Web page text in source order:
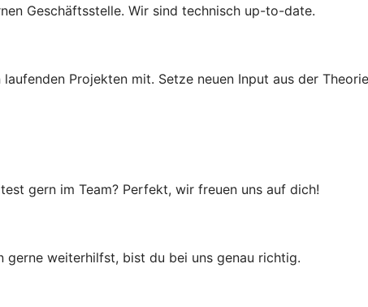
Geschäftsstelle. Wir sind technisch up-to-date.
Projekten mit. Setze neuen Input aus der
gern im Team? Perfekt, wir freuen uns auf dich!
gerne weiterhilfst, bist du bei uns genau richtig.